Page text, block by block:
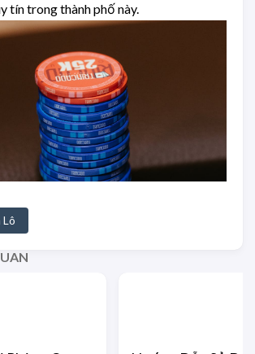
tín trong thành phố này.
Lô